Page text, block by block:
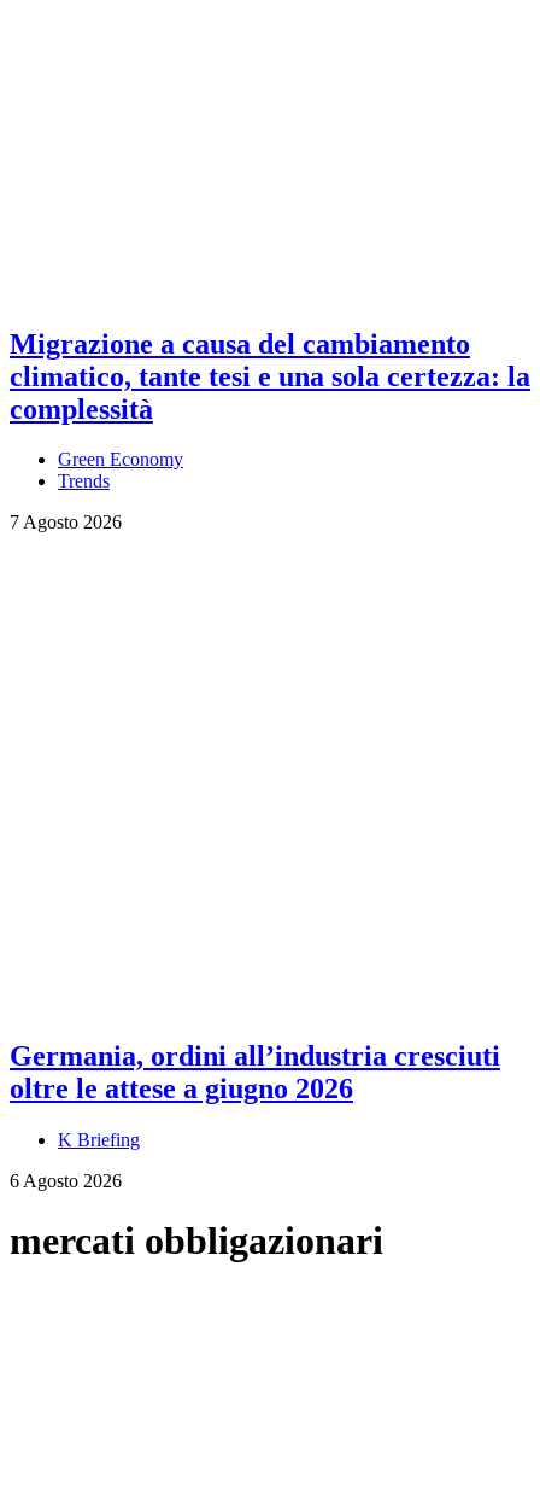
Migrazione a causa del cambiamento
climatico, tante tesi e una sola certezza: la
complessità
Green Economy
Trends
7 Agosto 2026
Germania, ordini all’industria cresciuti
oltre le attese a giugno 2026
K Briefing
6 Agosto 2026
mercati obbligazionari